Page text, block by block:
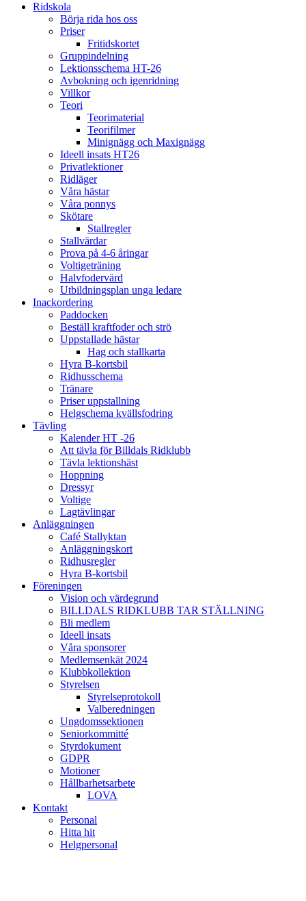
Ridskola
Börja rida hos oss
Priser
Fritidskortet
Gruppindelning
Lektionsschema HT-26
Avbokning och igenridning
Villkor
Teori
Teorimaterial
Teorifilmer
Minignägg och Maxignägg
Ideell insats HT26
Privatlektioner
Ridläger
Våra hästar
Våra ponnys
Skötare
Stallregler
Stallvärdar
Prova på 4-6 åringar
Voltigeträning
Halvfodervärd
Utbildningsplan unga ledare
Inackordering
Paddocken
Beställ kraftfoder och strö
Uppstallade hästar
Hag och stallkarta
Hyra B-kortsbil
Ridhusschema
Tränare
Priser uppstallning
Helgschema kvällsfodring
Tävling
Kalender HT -26
Att tävla för Billdals Ridklubb
Tävla lektionshäst
Hoppning
Dressyr
Voltige
Lagtävlingar
Anläggningen
Café Stallyktan
Anläggningskort
Ridhusregler
Hyra B-kortsbil
Föreningen
Vision och värdegrund
BILLDALS RIDKLUBB TAR STÄLLNING
Bli medlem
Ideell insats
Våra sponsorer
Medlemsenkät 2024
Klubbkollektion
Styrelsen
Styrelseprotokoll
Valberedningen
Ungdomssektionen
Seniorkommitté
Styrdokument
GDPR
Motioner
Hållbarhetsarbete
LOVA
Kontakt
Personal
Hitta hit
Helgpersonal